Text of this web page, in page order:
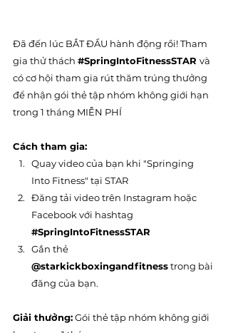
Đã đến lúc BẮT ĐẦU hành động rồi! Tham
gia thử thách #SpringIntoFitnessSTAR và
có cơ hội tham gia rút thăm trúng thưởng
để nhận gói thẻ tập nhóm không giới hạn
trong 1 tháng MIỄN PHÍ
Cách tham gia:
Quay video của bạn khi "Springing
Into Fitness" tại STAR
Đăng tải video trên Instagram hoặc
Facebook với hashtag
#SpringIntoFitnessSTAR
Gắn thẻ
@starkickboxingandfitness trong bài
đăng của bạn.
Giải thưởng: Gói thẻ tập nhóm không giới